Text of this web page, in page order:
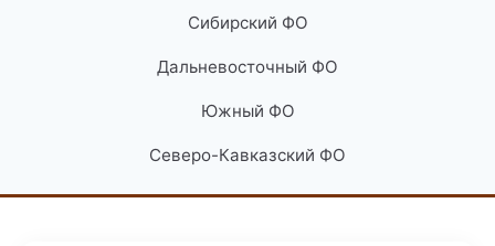
Сибирский ФО
Дальневосточный ФО
Южный ФО
Северо-Кавказский ФО